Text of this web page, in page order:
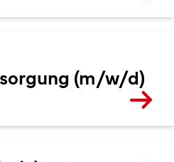
(m/w/d)